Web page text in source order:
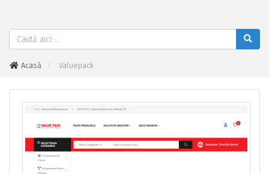
Acasă Valuepack